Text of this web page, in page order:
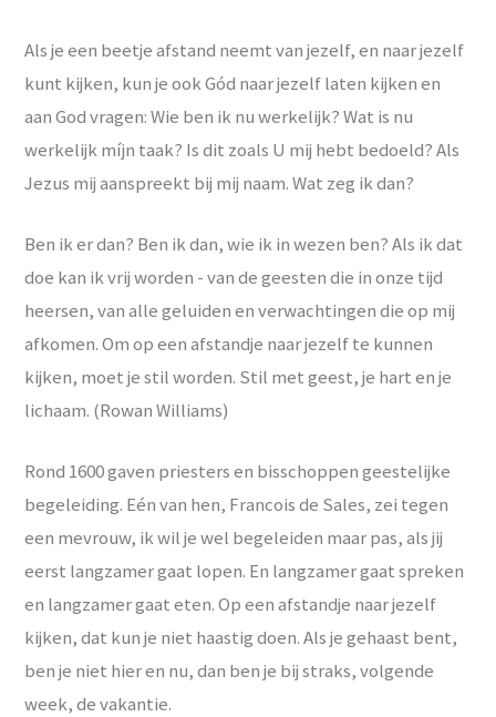
Als je een beetje afstand neemt van jezelf, en naar jezelf
kunt kijken, kun je ook Gód naar jezelf laten kijken en
aan God vragen: Wie ben ik nu werkelijk? Wat is nu
werkelijk míjn taak? Is dit zoals U mij hebt bedoeld? Als
Jezus mij aanspreekt bij mij naam. Wat zeg ik dan?
Ben ik er dan? Ben ik dan, wie ik in wezen ben? Als ik dat
doe kan ik vrij worden - van de geesten die in onze tijd
heersen, van alle geluiden en verwachtingen die op mij
afkomen. Om op een afstandje naar jezelf te kunnen
kijken, moet je stil worden. Stil met geest, je hart en je
lichaam. (Rowan Williams)
Rond 1600 gaven priesters en bisschoppen geestelijke
begeleiding. Eén van hen, Francois de Sales, zei tegen
een mevrouw, ik wil je wel begeleiden maar pas, als jij
eerst langzamer gaat lopen. En langzamer gaat spreken
en langzamer gaat eten. Op een afstandje naar jezelf
kijken, dat kun je niet haastig doen. Als je gehaast bent,
ben je niet hier en nu, dan ben je bij straks, volgende
week, de vakantie.